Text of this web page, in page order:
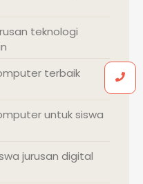
teknologi
terbaik
untuk siswa
jurusan digital